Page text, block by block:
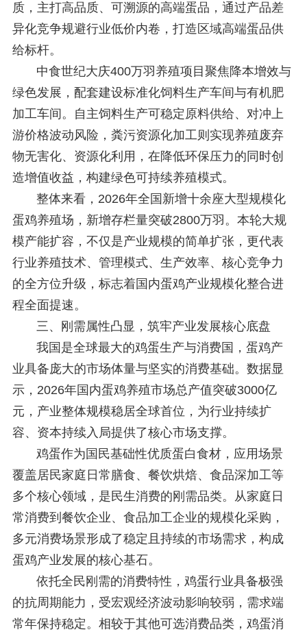
质，主打高品质、可溯源的高端蛋品，通过产品差
异化竞争规避行业低价内卷，打造区域高端蛋品供
给标杆。
中食世纪大庆400万羽养殖项目聚焦降本增效与
绿色发展，配套建设标准化饲料生产车间与有机肥
加工车间。自主饲料生产可稳定原料供给、对冲上
游价格波动风险，粪污资源化加工则实现养殖废弃
物无害化、资源化利用，在降低环保压力的同时创
造增值收益，构建绿色可持续养殖模式。
整体来看，2026年全国新增十余座大型规模化
蛋鸡养殖场，新增存栏量突破2800万羽。本轮大规
模产能扩容，不仅是产业规模的简单扩张，更代表
行业养殖技术、管理模式、生产效率、核心竞争力
的全方位升级，标志着国内蛋鸡产业规模化整合进
程全面提速。
三、刚需属性凸显，筑牢产业发展核心底盘
我国是全球最大的鸡蛋生产与消费国，蛋鸡产
业具备庞大的市场体量与坚实的消费基础。数据显
示，2026年国内蛋鸡养殖市场总产值突破3000亿
元，产业整体规模稳居全球首位，为行业持续扩
容、资本持续入局提供了核心市场支撑。
鸡蛋作为国民基础性优质蛋白食材，应用场景
覆盖居民家庭日常膳食、餐饮烘焙、食品深加工等
多个核心领域，是民生消费的刚需品类。从家庭日
常消费到餐饮企业、食品加工企业的规模化采购，
多元消费场景形成了稳定且持续的市场需求，构成
蛋鸡产业发展的核心基石。
依托全民刚需的消费特性，鸡蛋行业具备极强
的抗周期能力，受宏观经济波动影响较弱，需求端
常年保持稳定。相较于其他可选消费品类，鸡蛋消